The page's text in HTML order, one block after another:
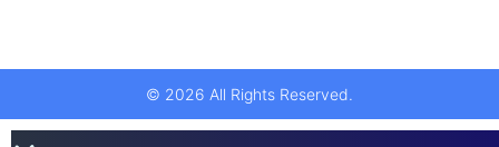
© 2026 All Rights Reserved.